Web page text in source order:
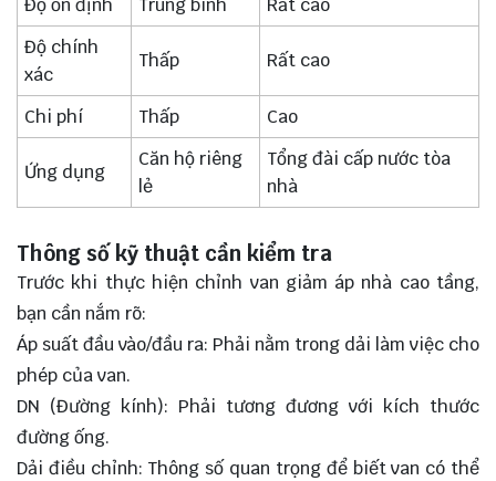
Độ ổn định Trung bình
Rất cao
Độ chính
xác
Thấp Rất cao
Chi phí Thấp Cao
Ứng dụng
Căn hộ riêng
lẻ
Tổng đài cấp nước tòa
nhà
Thông số kỹ thuật cần kiểm tra
Trước khi thực hiện chỉnh van giảm áp nhà cao tầng,
bạn cần nắm rõ:
Áp suất đầu vào/đầu ra: Phải nằm trong dải làm việc cho
phép của van.
DN (Đường kính): Phải tương đương với kích thước
đường ống.
Dải điều chỉnh: Thông số quan trọng để biết van có thể